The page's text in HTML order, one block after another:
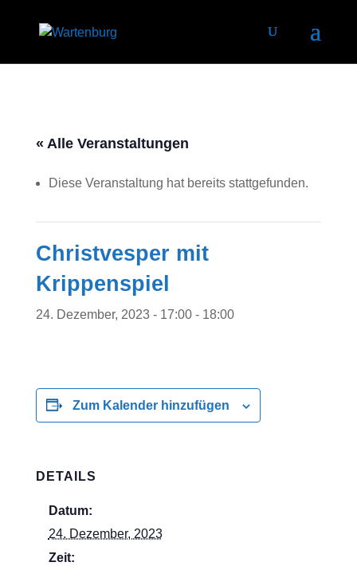
« Alle Veranstaltungen
Diese Veranstaltung hat bereits stattgefunden.
Christvesper mit
Krippenspiel
24. Dezember, 2023 - 17:00- 18:00
Zum Kalender hinzufügen
DETAILS
Datum:
24. Dezember, 2023
Zeit: